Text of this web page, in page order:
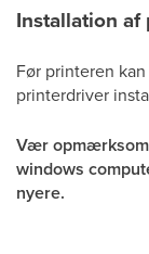
Installation
Før printeren
printerdriver
Vær
windows
nyere.